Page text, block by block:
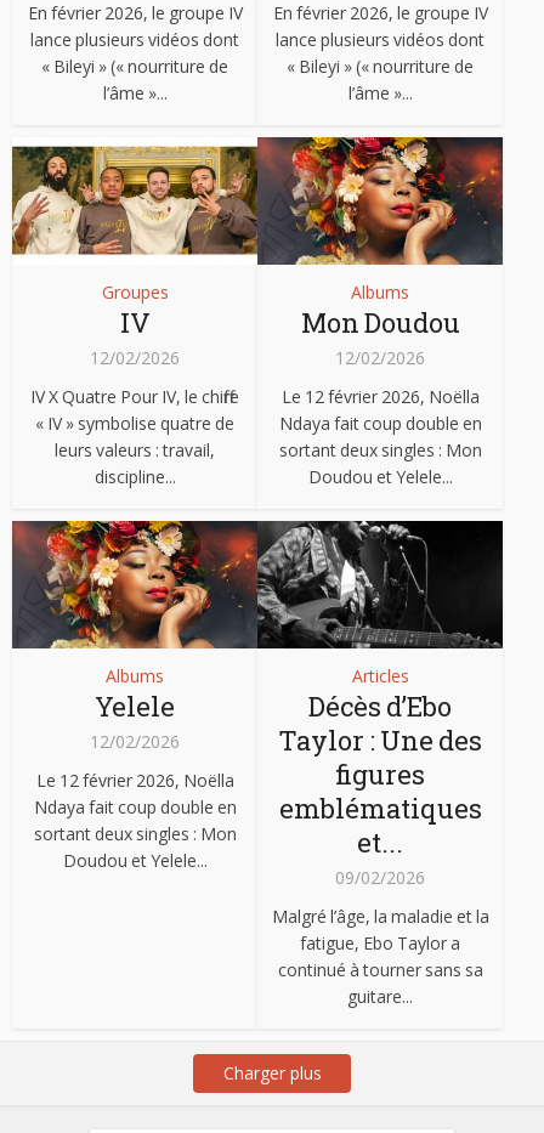
En février 2026, le groupe IV
lance plusieurs vidéos dont
« Bileyi » (« nourriture de
l’âme »...
En février 2026, le groupe IV
lance plusieurs vidéos dont
« Bileyi » (« nourriture de
l’âme »...
Groupes
IV
12/02/2026
IV X Quatre Pour IV, le chiffre
« IV » symbolise quatre de
leurs valeurs : travail,
discipline...
Albums
Mon Doudou
12/02/2026
Le 12 février 2026, Noëlla
Ndaya fait coup double en
sortant deux singles : Mon
Doudou et Yelele...
Albums
Yelele
12/02/2026
Le 12 février 2026, Noëlla
Ndaya fait coup double en
sortant deux singles : Mon
Doudou et Yelele...
Articles
Décès d’Ebo
Taylor : Une des
figures
emblématiques
et...
09/02/2026
Malgré l’âge, la maladie et la
fatigue, Ebo Taylor a
continué à tourner sans sa
guitare...
Charger plus